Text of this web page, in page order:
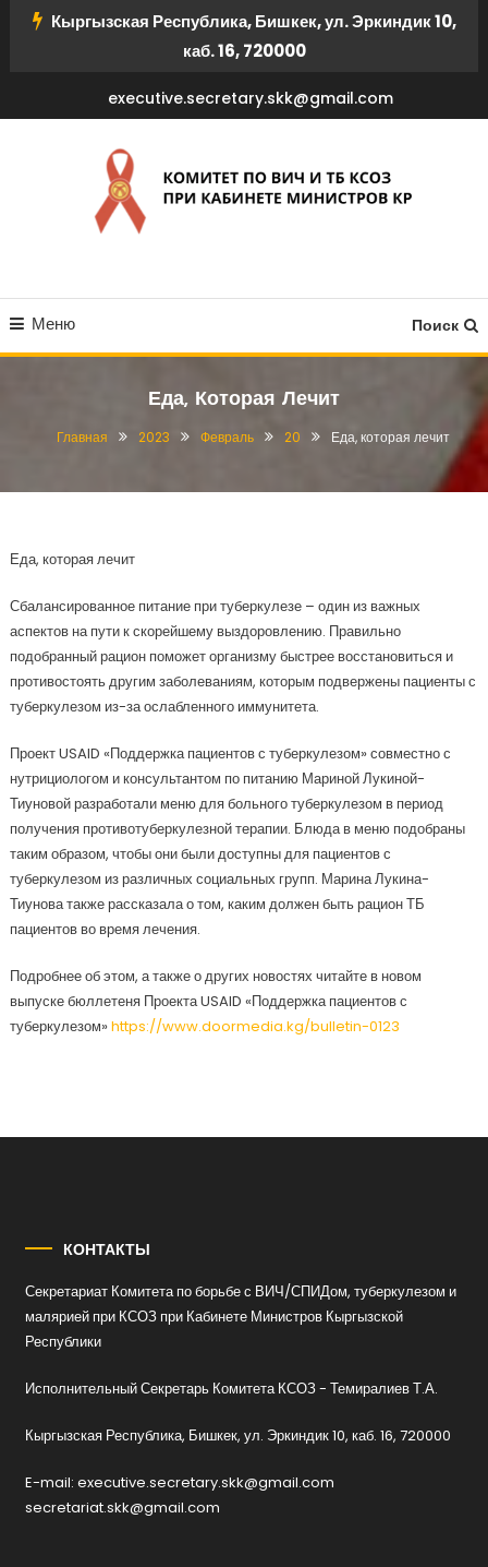
ПерейтиКыргызская Республика, Бишкек, ул. Эркиндик 10,
каб. 16, 720000
executive.secretary.skk@gmail.com
КСОЗ ПРИ КАБИНЕТЕ
МИНИСТРОВ КР
Меню Поиск
Еда, Которая Лечит
Главная 2023 Февраль 20 Еда, которая лечит
Еда, которая лечит
Сбалансированное питание при туберкулезе – один из важных
аспектов на пути к скорейшему выздоровлению. Правильно
подобранный рацион поможет организму быстрее восстановиться и
противостоять другим заболеваниям, которым подвержены пациенты с
туберкулезом из-за ослабленного иммунитета.
Проект USAID «Поддержка пациентов с туберкулезом» совместно с
нутрициологом и консультантом по питанию Мариной Лукиной-
Тиуновой разработали меню для больного туберкулезом в период
получения противотуберкулезной терапии. Блюда в меню подобраны
таким образом, чтобы они были доступны для пациентов с
туберкулезом из различных социальных групп. Марина Лукина-
Тиунова также рассказала о том, каким должен быть рацион ТБ
пациентов во время лечения.
Подробнее об этом, а также о других новостях читайте в новом
выпуске бюллетеня Проекта USAID «Поддержка пациентов с
туберкулезом»https://www.doormedia.kg/bulletin-0123
КОНТАКТЫ
Секретариат Комитета по борьбе с ВИЧ/СПИДом, туберкулезом и
малярией при КСОЗ при Кабинете Министров Кыргызской
Республики
Исполнительный Секретарь Комитета КСОЗ - Темиралиев Т.А.
Кыргызская Республика, Бишкек, ул. Эркиндик 10, каб. 16, 720000
E-mail: executive.secretary.skk@gmail.com
secretariat.skk@gmail.com